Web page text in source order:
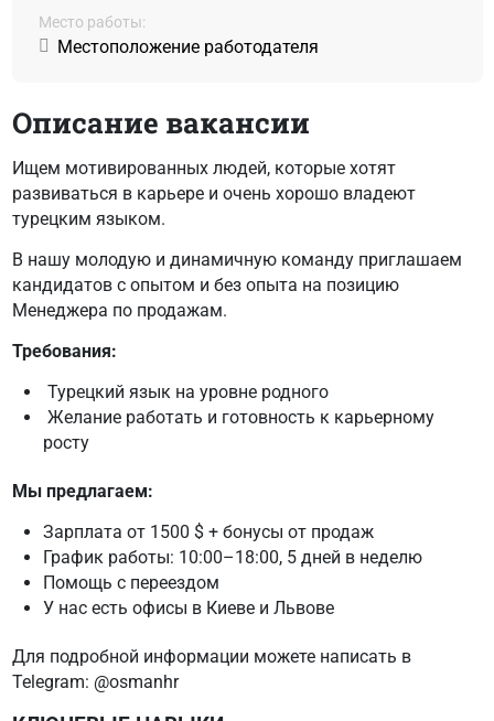
Место работы:
Местоположение работодателя
Описание вакансии
Ищем мотивированных людей, которые хотят
развиваться в карьере и очень хорошо владеют
турецким языком.
В нашу молодую и динамичную команду приглашаем
кандидатовс опытом и без опыта на позицию
Менеджера по продажам.
Требования:
Турецкий язык на уровне родного
Желание работать и готовность к карьерному
росту
Мы предлагаем:
Зарплата от 1500 $ + бонусы от продаж
График работы: 10:00–18:00, 5 дней в неделю
Помощь с переездом
У нас есть офисы в Киевеи Львове
Для подробной информации можете написать в
Telegram: @osmanhr